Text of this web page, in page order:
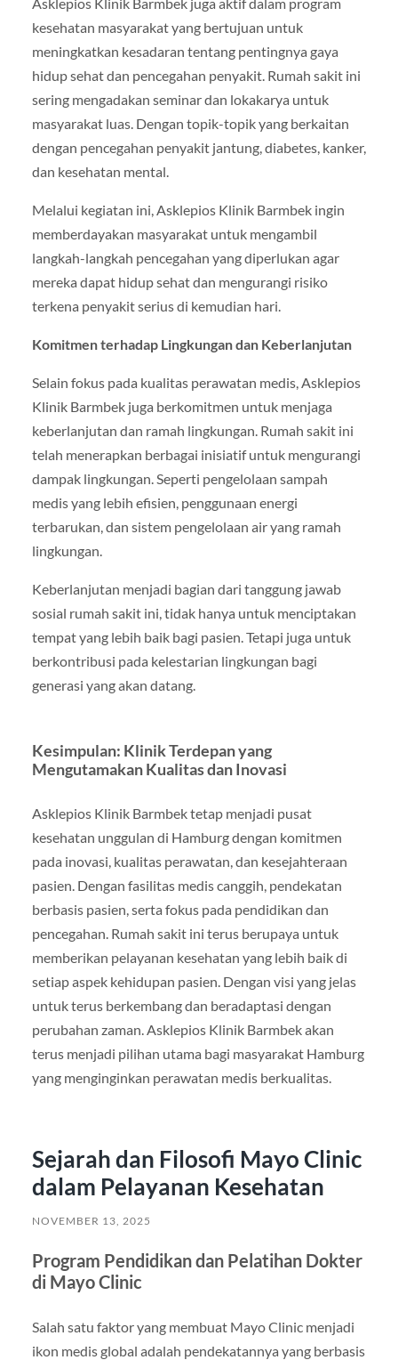
kesehatan masyarakat yang bertujuan untuk
meningkatkan kesadaran tentang pentingnya gaya
hidup sehat dan pencegahan penyakit. Rumah sakit ini
sering mengadakan seminar dan lokakarya untuk
masyarakat luas. Dengan topik-topik yang berkaitan
dengan pencegahan penyakit jantung, diabetes, kanker,
dan kesehatan mental.
Melalui kegiatan ini, Asklepios Klinik Barmbek ingin
memberdayakan masyarakat untuk mengambil
langkah-langkah pencegahan yang diperlukan agar
mereka dapat hidup sehat dan mengurangi risiko
terkena penyakit serius di kemudian hari.
Komitmen terhadap Lingkungan dan Keberlanjutan
Selain fokus pada kualitas perawatan medis, Asklepios
Klinik Barmbek juga berkomitmen untuk menjaga
keberlanjutan dan ramah lingkungan. Rumah sakit ini
telah menerapkan berbagai inisiatif untuk mengurangi
dampak lingkungan. Seperti pengelolaan sampah
medis yang lebih efisien, penggunaan energi
terbarukan, dan sistem pengelolaan air yang ramah
lingkungan.
Keberlanjutan menjadi bagian dari tanggung jawab
sosial rumah sakit ini, tidak hanya untuk menciptakan
tempat yang lebih baik bagi pasien. Tetapi juga untuk
berkontribusi pada kelestarian lingkungan bagi
generasi yang akan datang.
Kesimpulan: Klinik Terdepan yang
Mengutamakan Kualitas dan Inovasi
Asklepios Klinik Barmbek tetap menjadi pusat
kesehatan unggulan di Hamburg dengan komitmen
pada inovasi, kualitas perawatan, dan kesejahteraan
pasien. Dengan fasilitas medis canggih, pendekatan
berbasis pasien, serta fokus pada pendidikan dan
pencegahan. Rumah sakit ini terus berupaya untuk
memberikan pelayanan kesehatan yang lebih baik di
setiap aspek kehidupan pasien. Dengan visi yang jelas
untuk terus berkembang dan beradaptasi dengan
perubahan zaman. Asklepios Klinik Barmbek akan
terus menjadi pilihan utama bagi masyarakat Hamburg
yang menginginkan perawatan medis berkualitas.
Sejarah dan Filosofi Mayo Clinic
dalam Pelayanan Kesehatan
NOVEMBER 13, 2025
Program Pendidikan dan Pelatihan Dokter
di Mayo Clinic
Salah satu faktor yang membuat Mayo Clinic menjadi
ikon medis global adalah pendekatannya yang berbasis